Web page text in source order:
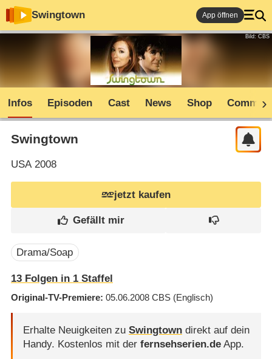
Swingtown App öffnen
Bild: CBS
Infos Episoden Cast News Shop
Swingtown
USA2008
jetzt kaufen
Drama/Soap
13Folgen in 1Staffel
Original-TV-Premiere 05.06.2008 CBS (Englisch)
Erhalte Neuigkeiten zu Swingtowndirekt auf dein
Handy. Kostenlos mit der fernsehserien.deApp.